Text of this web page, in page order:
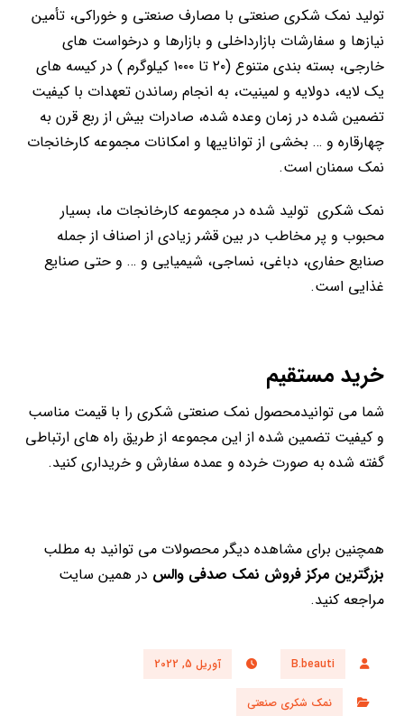
تولید نمک شکری صنعتی با مصارف صنعتی و خوراکی، تأمین
نیازها و سفارشات بازارداخلی و بازارها و درخواست های
خارجی، بسته بندی متنوع (۲۰ تا ۱۰۰۰ کیلوگرم ) در کیسه های
یک لایه، دولایه و لمینیت، به انجام رساندن تعهدات با کیفیت
تضمین شده در زمان وعده شده، صادرات بیش از ربع قرن به
چهارقاره و … بخشی از تواناییها و امکانات مجموعه کارخانجات
نمک سمنان است.
نمک شکری تولید شده در مجموعه کارخانجات ما، بسیار
محبوب و پر مخاطب در بین قشر زیادی از اصناف از جمله
صنایع حفاری، دباغی، نساجی، شیمیایی و … و حتی صنایع
غذایی است.
خرید مستقیم
شما می توانیدمحصول نمک صنعتی شکری را با قیمت مناسب
و کیفیت تضمین شده از این مجموعه از طریق راه های ارتباطی
گفته شده به صورت خرده و عمده سفارش و خریداری کنید.
همچنین برای مشاهده دیگر محصولات می توانید به مطلب
بزرگترین مرکز فروش نمک صدفی والس در همین سایت
مراجعه کنید.
B.beauti آوریل 5, 2022
نمک شکری صنعتی